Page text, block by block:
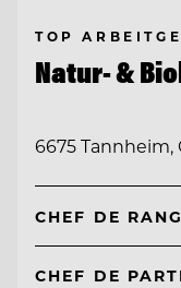
TOP
Natur- &
6675 Tannheim,
CHEF DE RANG
CHEF DE